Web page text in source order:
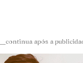
após a